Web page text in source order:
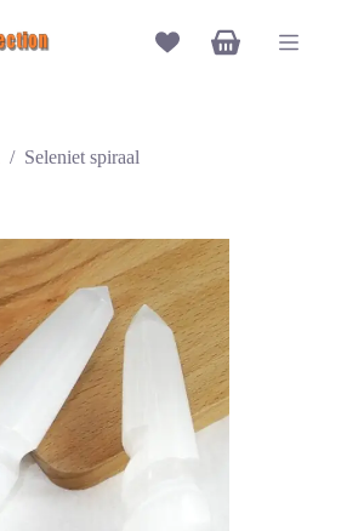
Winkelwagen
/ Seleniet spiraal